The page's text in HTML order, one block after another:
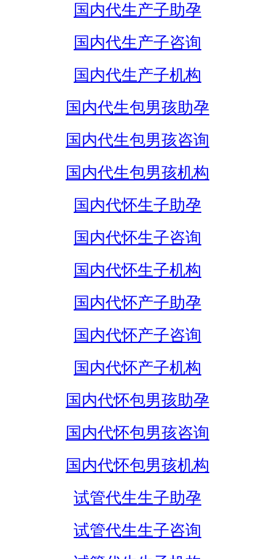
国内代生产子助孕
国内代生产子咨询
国内代生产子机构
国内代生包男孩助孕
国内代生包男孩咨询
国内代生包男孩机构
国内代怀生子助孕
国内代怀生子咨询
国内代怀生子机构
国内代怀产子助孕
国内代怀产子咨询
国内代怀产子机构
国内代怀包男孩助孕
国内代怀包男孩咨询
国内代怀包男孩机构
试管代生生子助孕
试管代生生子咨询